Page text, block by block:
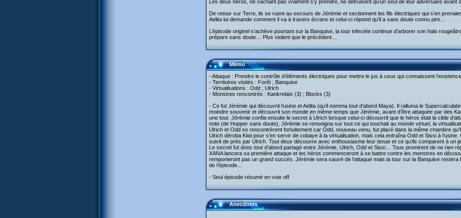
Les deux héros, ne sachant pas vraiment s’y prendre, ne détruisent qu’un seul de leur adversaire avant
De retour sur Terre, ils se ruent au secours de Jérémie et sectionnent les fils électriques qui s’en
Aelita lui demande comment il va à travers écrans et celui-ci répond qu’il a sans doute connu pire…
L’épisode originel s’achève pourtant sur la Banquise, la tour infectée continue d’arborer son halo
prépare sans doute… Plus violent que le précédent…
Mémo
- Attaque : Prendre le contrôle d’éléments électriques pour mettre le jus à ceux qui connaissent
- Territoires visités : Forêt ; Banquise
- Virtualisations : Odd ; Ulrich
- Monstres rencontrés : Kankrelats (3) ; Blocks (3)
- Ce fut Jérémie qui découvrit l’usine et Aelita (qu’il nomma tout d’abord Maya). Il ralluma le
moindre souvenir et découvrit son monde en même temps que Jérémie, avant d’être attaquée par des
une tour. Jérémie confia ensuite le secret à Ulrich lorsque celui-ci découvrit que le héros était la cible
note (de Hopper sans doute), Jérémie se renseigna sur tout ce qui touchait au monde virtuel, la
Ulrich et Odd se rencontrèrent fortuitement car Odd, nouveau venu, fut placé dans la même chambre
Ulrich déroba Kiwi pour s’en servir de cobaye à la virtualisation, mais cela entraîna Odd et Sissi à
suivit de près par Ulrich. Tout deux découvre avec enthousiasme leur tenue et ce qu’ils comparent à un
Le secret fut donc tout d’abord partagé entre Jérémie, Ulrich, Odd et Sissi… Tous promirent de ne rien
XANA lancera sa première attaque et les héros commenceront à se battre contre les monstres en
remporteront pas un grand succès. Jérémie sera sauvé de l’attaque mais la tour sur la Banquise restera
de l’épisode…
- Seul épisode résumé en voix off.
Anecdotes